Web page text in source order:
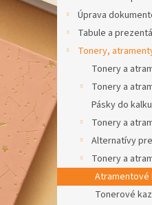
Úprava
Tabule a
Tonery,
Tonery a
Tonery a
Pásky do
Tonery a
Alternatívy
Tonery a
Atramentové
Tonerové